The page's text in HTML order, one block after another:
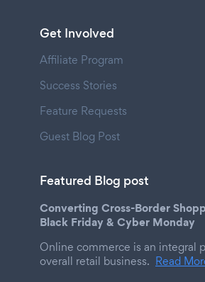
Get Involved
Affiliate Program
Success Stories
Feature Requests
Guest Blog Post
Featured Blog post
Converting Cross-Border
Black Friday & Cyber Monday
Online commerce is an integral
overall retail business. Read